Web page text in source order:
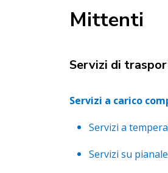
Mittenti
Servizi di
Servizi a carico
Servizi a
Servizi su pianale